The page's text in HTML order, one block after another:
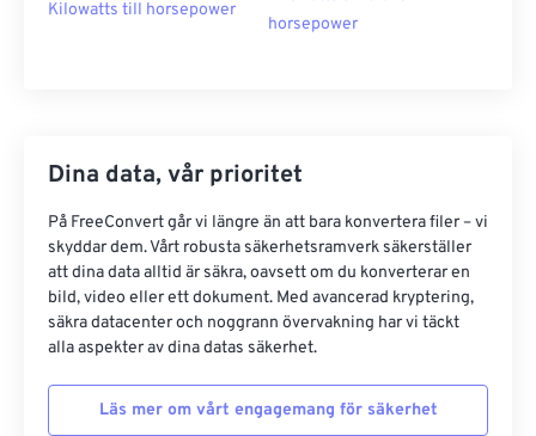
Kilowatts till horsepower
horsepower
Dina data, vår prioritet
På FreeConvert går vi längre än att bara konvertera filer – vi
skyddar dem. Vårt robusta säkerhetsramverk säkerställer
att dina data alltid är säkra, oavsett om du konverterar en
bild, video eller ett dokument. Med avancerad kryptering,
säkra datacenter och noggrann övervakning har vi täckt
alla aspekter av dina datas säkerhet.
Läs mer om vårt engagemang för säkerhet